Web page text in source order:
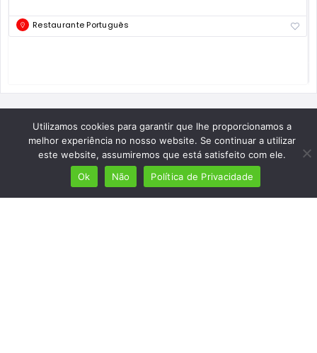
Restaurante Português
Utilizamos cookies para garantir que lhe proporcionamos a
melhor experiência no nosso website. Se continuar a utilizar
este website, assumiremos que está satisfeito com ele.
Ok
Não Política de Privacidade